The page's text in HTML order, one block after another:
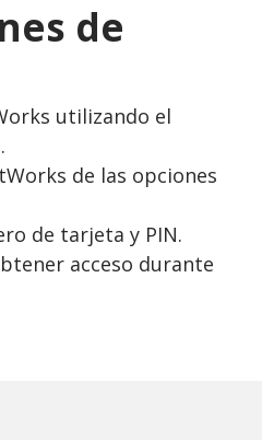
de
utilizando el
de las opciones
de tarjeta y PIN.
acceso durante